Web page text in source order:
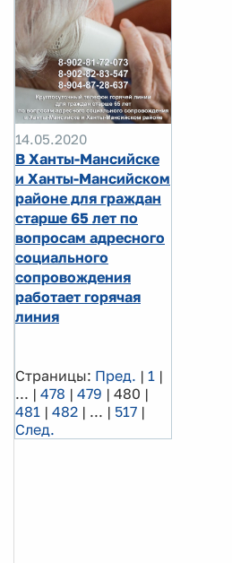
14.05.2020
В Ханты-Мансийске
и Ханты-Мансийском
районе для граждан
старше 65 лет по
вопросам адресного
социального
сопровождения
работает горячая
линия
Страницы: Пред. | 1 |
... | 478 | 479 | 480 |
481 | 482 | ... | 517 |
След.